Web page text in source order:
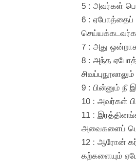
5 : அவர்கள்
6 : ஏபோத்தைப்
7 : அது
8 : அந்த
9 : பின்னும் நீ
10 : அவர்கள்
11 :
அவைகளைப்
12 : ஆரோன்
கற்களையும்